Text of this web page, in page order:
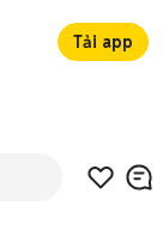
Tải app